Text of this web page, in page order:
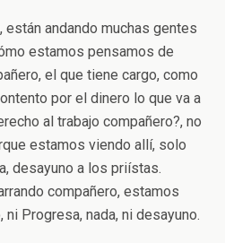
están andando muchas gentes
estamos pensamos de
el que tiene cargo, como
por el dinero lo que va a
al trabajo compañero?, no
estamos viendo allí, solo
desayuno a los priístas.
compañero, estamos
Progresa, nada, ni desayuno.